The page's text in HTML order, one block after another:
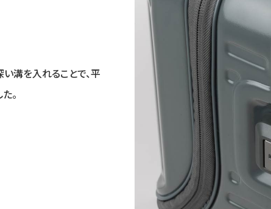
溝を入れることで、平
。